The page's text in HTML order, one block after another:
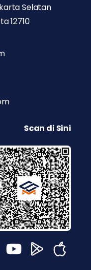
Selatan
12710
Scan di Sini